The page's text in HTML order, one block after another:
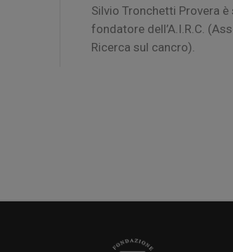
Silvio Tronchetti Provera
fondatore dell’A.I.R.C.
Ricerca sul cancro).